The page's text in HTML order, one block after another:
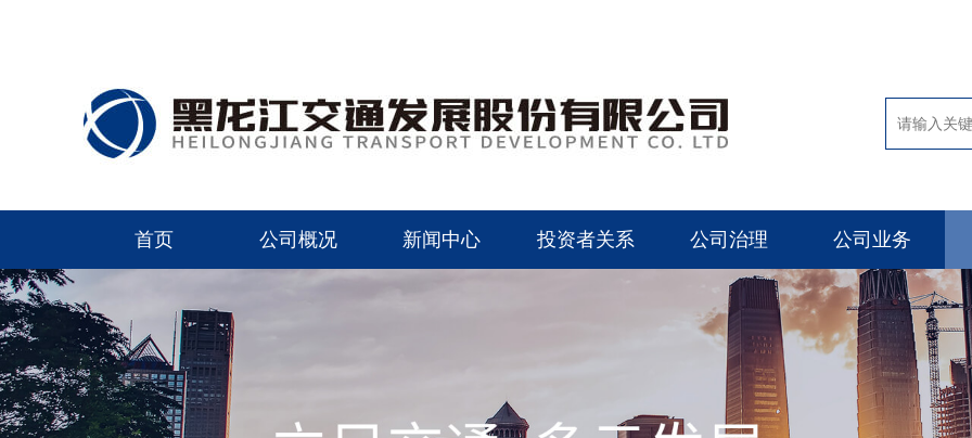
首页 公司概况 新闻中心 投资者关系 公司治理 公司业务